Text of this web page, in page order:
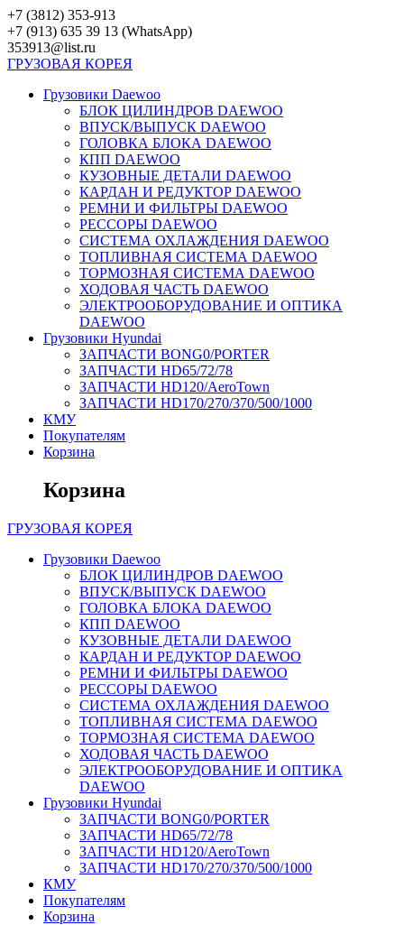
Перейти
к
контенту
+7 (3812) 353-913
+7 (913) 635 39 13 (WhatsApp)
353913@list.ru
ГРУЗОВАЯ КОРЕЯ
Грузовики Daewoo
БЛОК ЦИЛИНДРОВ DAEWOO
ВПУСК/ВЫПУСК DAEWOO
ГОЛОВКА БЛОКА DAEWOO
КПП DAEWOO
КУЗОВНЫЕ ДЕТАЛИ DAEWOO
КАРДАН И РЕДУКТОР DAEWOO
РЕМНИ И ФИЛЬТРЫ DAEWOO
РЕССОРЫ DAEWOO
СИСТЕМА ОХЛАЖДЕНИЯ DAEWOO
ТОПЛИВНАЯ СИСТЕМА DAEWOO
ТОРМОЗНАЯ СИСТЕМА DAEWOO
ХОДОВАЯ ЧАСТЬ DAEWOO
ЭЛЕКТРООБОРУДОВАНИЕ И ОПТИКА
DAEWOO
Грузовики Hyundai
ЗАПЧАСТИ BONG0/PORTER
ЗАПЧАСТИ HD65/72/78
ЗАПЧАСТИ HD120/AeroTown
ЗАПЧАСТИ HD170/270/370/500/1000
КМУ
Покупателям
Корзина
Корзина
ГРУЗОВАЯ КОРЕЯ
Грузовики Daewoo
БЛОК ЦИЛИНДРОВ DAEWOO
ВПУСК/ВЫПУСК DAEWOO
ГОЛОВКА БЛОКА DAEWOO
КПП DAEWOO
КУЗОВНЫЕ ДЕТАЛИ DAEWOO
КАРДАН И РЕДУКТОР DAEWOO
РЕМНИ И ФИЛЬТРЫ DAEWOO
РЕССОРЫ DAEWOO
СИСТЕМА ОХЛАЖДЕНИЯ DAEWOO
ТОПЛИВНАЯ СИСТЕМА DAEWOO
ТОРМОЗНАЯ СИСТЕМА DAEWOO
ХОДОВАЯ ЧАСТЬ DAEWOO
ЭЛЕКТРООБОРУДОВАНИЕ И ОПТИКА
DAEWOO
Грузовики Hyundai
ЗАПЧАСТИ BONG0/PORTER
ЗАПЧАСТИ HD65/72/78
ЗАПЧАСТИ HD120/AeroTown
ЗАПЧАСТИ HD170/270/370/500/1000
КМУ
Покупателям
Корзина